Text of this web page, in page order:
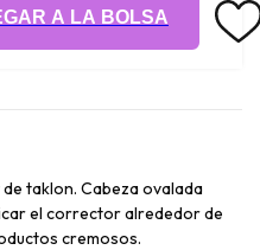
A LA BOLSA
taklon. Cabeza ovalada
el corrector alrededor de
cremosos.